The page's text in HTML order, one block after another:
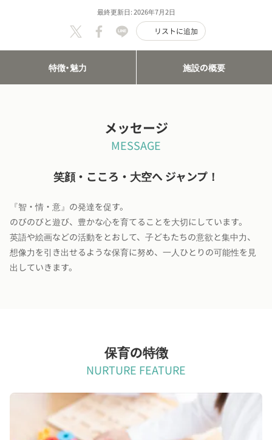
最終更新日: 2026年7月2日
リストに追加
特徴・魅力 施設の概要
メッセージ
MESSAGE
笑顔・こころ・大空へ ジャンプ！
『智・情・意』の発達を促す。
のびのびと遊び、豊かな心を育てることを大切にしています。
英語や絵画などの活動をとおして、子どもたちの意欲と集中力、
想像力を引き出せるような保育に努め、一人ひとりの可能性を見
出していきます。
保育の特徴
NURTURE FEATURE